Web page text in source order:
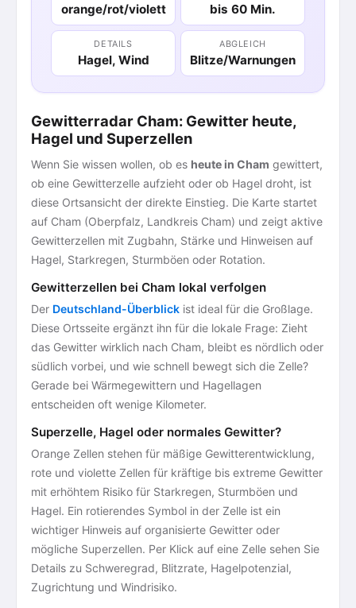
30
60
orange/rot/violett bis 60 Min.
DETAILS
Hagel, Wind
ABGLEICH
Blitze/Warnungen
Gewitterradar Cham: Gewitter heute,
Hagel und Superzellen
Wenn Sie wissen wollen, ob es heute in Cham gewittert,
ob eine Gewitterzelle aufzieht oder ob Hagel droht, ist
diese Ortsansicht der direkte Einstieg. Die Karte startet
auf Cham (Oberpfalz, Landkreis Cham) und zeigt aktive
Gewitterzellen mit Zugbahn, Stärke und Hinweisen auf
Hagel, Starkregen, Sturmböen oder Rotation.
Gewitterzellen bei Cham lokal verfolgen
Der Deutschland-Überblick ist ideal für die Großlage.
Diese Ortsseite ergänzt ihn für die lokale Frage: Zieht
das Gewitter wirklich nach Cham, bleibt es nördlich oder
südlich vorbei, und wie schnell bewegt sich die Zelle?
Gerade bei Wärmegewittern und Hagellagen
entscheiden oft wenige Kilometer.
Superzelle, Hagel oder normales Gewitter?
Orange Zellen stehen für mäßige Gewitterentwicklung,
rote und violette Zellen für kräftige bis extreme Gewitter
mit erhöhtem Risiko für Starkregen, Sturmböen und
Hagel. Ein rotierendes Symbol in der Zelle ist ein
wichtiger Hinweis auf organisierte Gewitter oder
mögliche Superzellen. Per Klick auf eine Zelle sehen Sie
Details zu Schweregrad, Blitzrate, Hagelpotenzial,
Zugrichtung und Windrisiko.